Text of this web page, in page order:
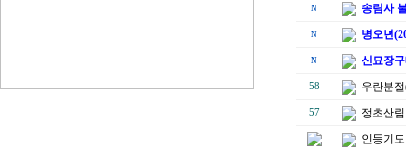
N 송림사
N 병오년
N 신묘장
58 우란분
57 정초산
인등기